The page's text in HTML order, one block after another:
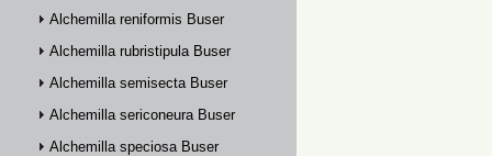
Alchemilla reniformis Buser
Alchemilla rubristipula Buser
Alchemilla semisecta Buser
Alchemilla sericoneura Buser
Alchemilla speciosa Buser